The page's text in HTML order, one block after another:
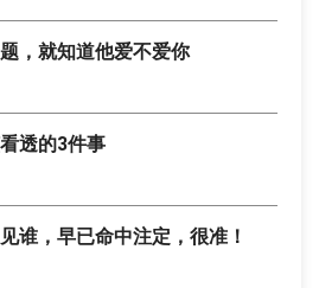
，就知道他爱不爱你
透的3件事
谁，早已命中注定，很准！